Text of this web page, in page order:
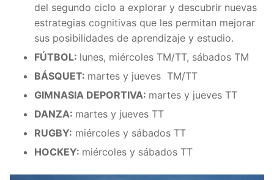
del segundo ciclo a explorar y descubrir nuevas
estrategias cognitivas que les permitan mejorar
sus posibilidades de aprendizaje y estudio.
FÚTBOL: lunes, miércoles TM/TT, sábados TM
BÁSQUET: martes y jueves TM/TT
GIMNASIA DEPORTIVA: martes y jueves TT
DANZA: martes y jueves TT
RUGBY: miércoles y sábados TT
HOCKEY: miércoles y sábados TT